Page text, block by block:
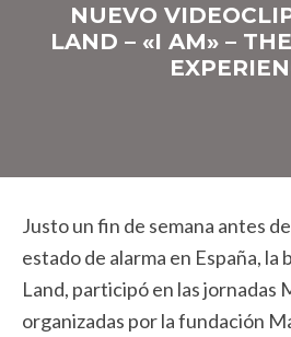
NUEVO
LAND – «I AM» –
Justo un fin de semana antes
estado de alarma en España, la
Land, participó en las jornadas
organizadas por la fundación